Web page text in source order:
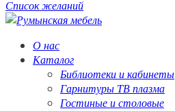
Список желаний
О нас
Каталог
Библиотеки и кабинеты
Гарнитуры ТВ плазма
Гостиные и столовые